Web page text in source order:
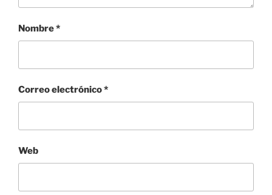
Nombre*
Correo electrónico*
Web